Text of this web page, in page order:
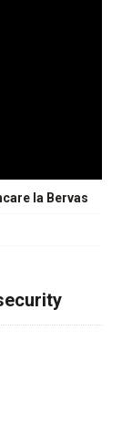
la Bervas